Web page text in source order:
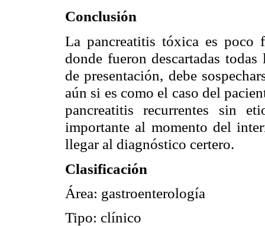
Conclusión
La pancreatitis tóxica es poco
donde fueron descartadas
de presentación, debe
aún si es como el caso del
pancreatitis recurrentes sin
importante al momento del
llegar al diagnóstico certero.
Clasificación
Área: gastroenterología
Tipo: clínico